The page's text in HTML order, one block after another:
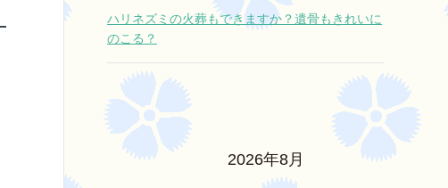
ハリネズミの火葬もできますか？遺骨もきれいに
のこる？
2026年8月